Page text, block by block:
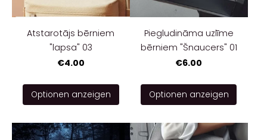
Atstarotājs bērniem
"lapsa" 03
€4.00
Optionen anzeigen
Piegludināma uzlīme
bērniem "Šnaucers" 01
€6.00
Optionen anzeigen